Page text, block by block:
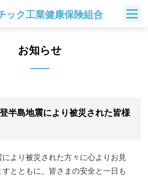
ック工業健康保険組合
お知らせ
半島地震により被災された皆様
より被災された方々に心よりお見
とともに、皆さまの安全と一日も